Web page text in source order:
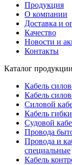
Продукция
О компании
Доставка и
Качество
Новости и
Контакты
Каталог
Кабель
Кабель
Силовой
Кабель
Судовой
Провода
Провода и
специальные
Кабель